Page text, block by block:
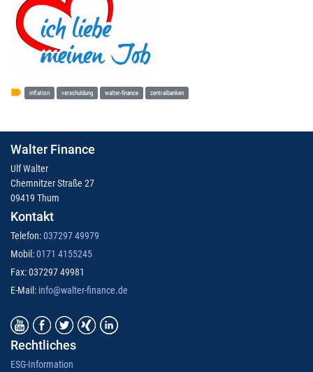
label inflation verschuldung walter-finance zentralbanken
Walter Finance
Ulf Walter
Chemnitzer Straße 27
09419 Thum
Kontakt
Telefon:037297 49979
Mobil:0171 4155245
Fax: 037297 49981
E-Mail: info@walter-finance.de
Rechtliches
ESG-Information